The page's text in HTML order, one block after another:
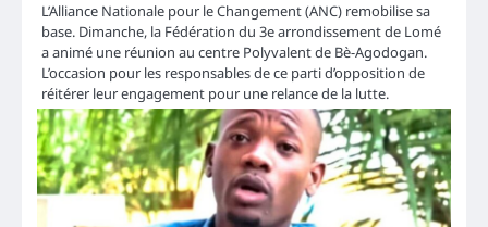
L’Alliance Nationale pour le Changement (ANC) remobilise sa
base. Dimanche, la Fédération du 3e arrondissement de Lomé
a animé une réunion au centre Polyvalent de Bè-Agodogan.
L’occasion pour les responsables de ce parti d’opposition de
réitérer leur engagement pour une relance de la lutte.